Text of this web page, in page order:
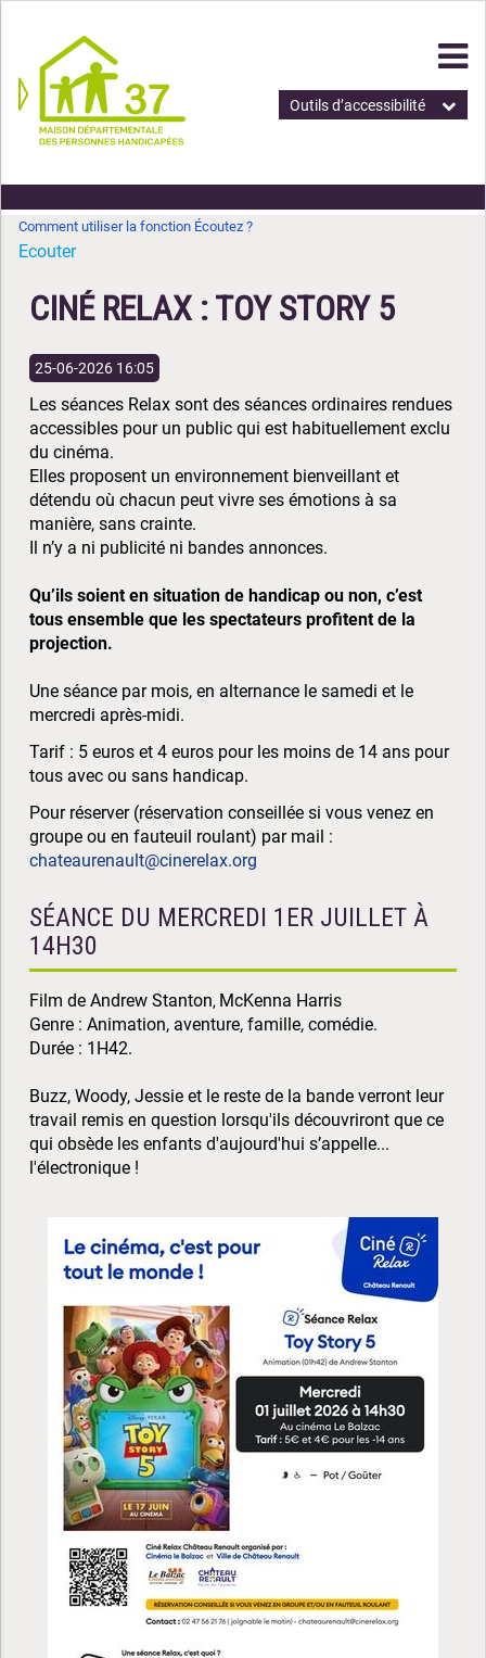
Outils d’accessibilité
Comment utiliser la fonction Écoutez ?
Ecouter
CINÉ RELAX : TOY STORY 5
25-06-2026 16:05
Les séances Relax sont des séances ordinaires rendues
accessibles pour un public qui est habituellement exclu
du cinéma.
Elles proposent un environnement bienveillant et
détendu où chacun peut vivre ses émotions à sa
manière, sans crainte.
Il n’y a ni publicité ni bandes annonces.
Qu’ils soient en situation de handicap ou non, c’est
tous ensemble que les spectateurs profitent de la
projection.
Une séance par mois, en alternance le samedi et le
mercredi après-midi.
Tarif : 5 euros et 4 euros pour les moins de 14 ans pour
tous avec ou sans handicap.
Pour réserver (réservation conseillée si vous venez en
groupe ou en fauteuil roulant) par mail :
chateaurenault@cinerelax.org
SÉANCE DU MERCREDI 1ER JUILLET À
14H30
Film de Andrew Stanton, McKenna Harris
Genre : Animation, aventure, famille, comédie.
Durée : 1H42.
Buzz, Woody, Jessie et le reste de la bande verront leur
travail remis en question lorsqu'ils découvriront que ce
qui obsède les enfants d'aujourd'hui s’appelle...
l'électronique !